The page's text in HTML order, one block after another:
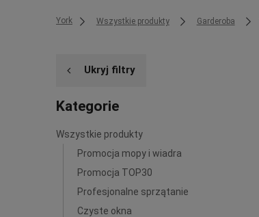
York Wszystkie produkty Garderoba
Ukryj filtry
Kategorie
Wszystkie produkty
Promocja mopy i wiadra
Promocja TOP30
Profesjonalne sprzątanie
Czyste okna